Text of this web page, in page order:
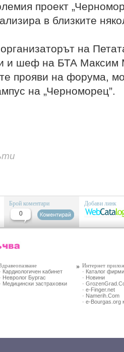
проект
в близките
на
и шеф на БТА Максим
прояви на форума,
на „Черноморец”.
Брой коментари
0
Добави линк
· Кардиологичен кабинет
· Невролог Бургас
· Медицински застраховки
Интернет
· Каталог фирми
· Новини
·
· e-Finger.net
· Namerih.Com
· e-Bourgas.org